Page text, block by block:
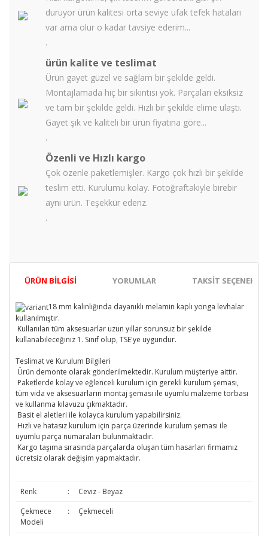
duruyor ürün kalitesi orta seviye ufak tefek hataları
var ama olur o kadar tavsiye ederim...
.
ürün kalite ve teslimat
Ürün gayet güzel ve sağlam bir şekilde geldi.
Montajlamada hiç bir sıkıntısı yok. Parçaları eksiksiz
ve tam bir şekilde geldi. Hızlı bir şekilde elime ulaştı.
Gayet şık ve kaliteli bir ürün fiyatına göre...
.
Özenli ve Hızlı kargo
Çok özenle paketlemişler. Kargo çok hızlı bir şekilde
teslim etti. Kurulumu kolay. Fotoğraftakiyle birebir
aynı ürün. Teşekkür ederiz.
.
ÜRÜN BILGISI YORUMLAR TAKSIT
18 mm kalınlığında dayanıklı melamin kaplı yonga levhalar
kullanılmıştır.
Kullanılan tüm aksesuarlar uzun yıllar sorunsuz bir şekilde
kullanabileceğiniz 1. Sınıf olup, TSE'ye uygundur.
Teslimat ve Kurulum Bilgileri
Ürün demonte olarak gönderilmektedir. Kurulum müşteriye aittir.
Paketlerde kolay ve eğlenceli kurulum için gerekli kurulum şeması,
tüm vida ve aksesuarların montaj şeması ile uyumlu malzeme torbası
ve kullanma kılavuzu çıkmaktadır.
Basit el aletleri ile kolayca kurulum yapabilirsiniz.
Hızlı ve hatasız kurulum için parça üzerinde kurulum şeması ile
uyumlu parça numaraları bulunmaktadır.
Kargo taşıma sırasında parçalarda oluşan tüm hasarları firmamız
ücretsiz olarak değişim yapmaktadır.
Renk :
Ceviz - Beyaz
Çekmece
Modeli
: Çekmeceli